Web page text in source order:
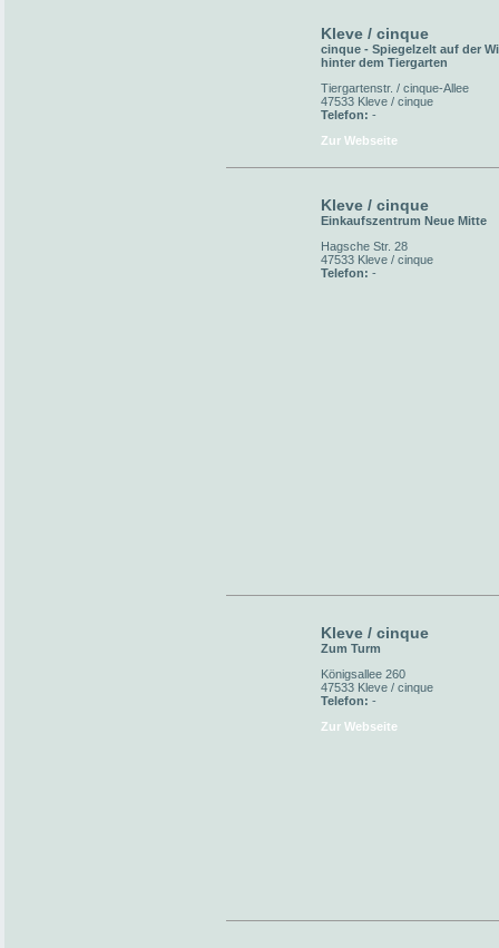
Kleve / cinque
cinque - Spiegelzelt auf der
hinter dem Tiergarten
Tiergartenstr. / cinque-Allee
47533 Kleve / cinque
Telefon: -
Zur Webseite
Kleve / cinque
Einkaufszentrum Neue Mitte
Hagsche Str. 28
47533 Kleve / cinque
Telefon: -
Kleve / cinque
Zum Turm
Königsallee 260
47533 Kleve / cinque
Telefon: -
Zur Webseite